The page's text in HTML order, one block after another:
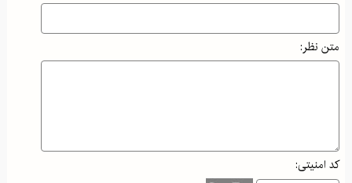
متن نظر:
کد امنیتی: